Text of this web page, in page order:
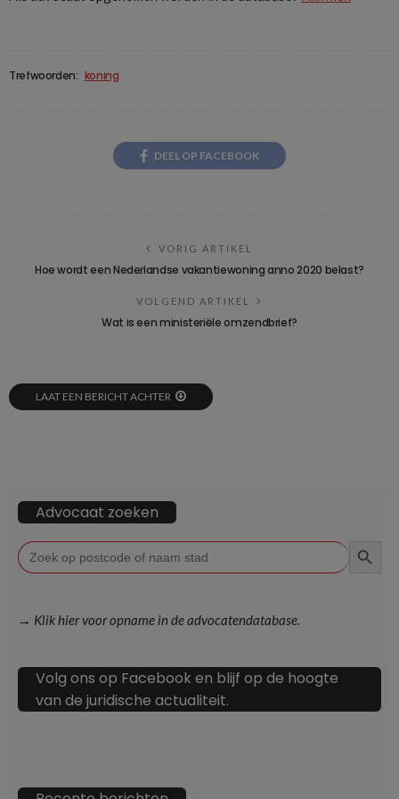
Trefwoorden: koning
DEEL OP FACEBOOK
VORIG ARTIKEL
Hoe wordt een Nederlandse vakantiewoning anno 2020 belast?
VOLGEND ARTIKEL
Wat is een ministeriële omzendbrief?
LAAT EEN BERICHT ACHTER
Advocaat zoeken
Zoek
naar:
→ Klik hier voor opname in de advocatendatabase.
Volg ons op Facebook en blijf op de hoogte
van de juridische actualiteit.